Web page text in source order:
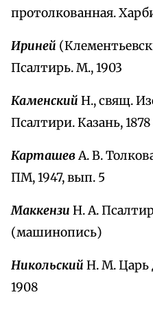
протолкованная.
Ириней
Псалтирь. М., 1903
Каменский Н., свящ.
Псалтири. Казань, 1878
КарташевА. В.
ПМ, 1947, вып. 5
Маккензи Н. А.
(машинопись)
Никольский Н. М. Царь
1908